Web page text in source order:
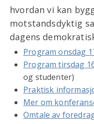
hvordan vi kan
motstandsdyktig
dagens
Program onsdag
Program tirsdag
og studenter)
Praktisk
Mer om
Omtale av